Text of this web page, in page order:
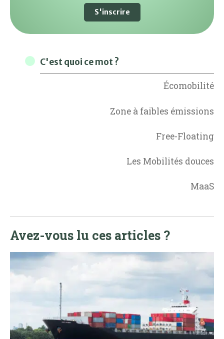
S'inscrire
C'est quoi ce mot ?
Écomobilité
Zone à faibles émissions
Free-Floating
Les Mobilités douces
MaaS
Avez-vous lu ces articles ?